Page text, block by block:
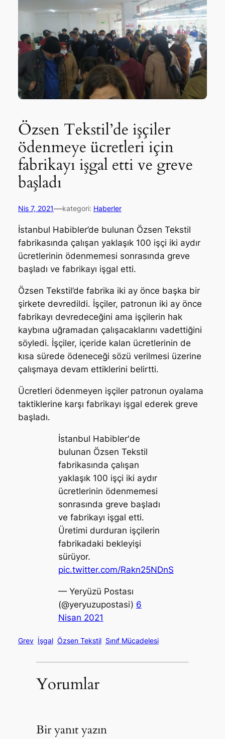
Özsen Tekstil’de işçiler
ödenmeye ücretleri için
fabrikayı işgal etti ve greve
başladı
Nis 7, 2021—kategori: Haberler
İstanbul Habibler’de bulunan Özsen Tekstil
fabrikasında çalışan yaklaşık 100 işçi iki aydır
ücretlerinin ödenmemesi sonrasında greve
başladı ve fabrikayı işgal etti.
Özsen Tekstil’de fabrika iki ay önce başka bir
şirkete devredildi. İşçiler, patronun iki ay önce
fabrikayı devredeceğini ama işçilerin hak
kaybına uğramadan çalışacaklarını vadettiğini
söyledi. İşçiler, içeride kalan ücretlerinin de
kısa sürede ödeneceği sözü verilmesi üzerine
çalışmaya devam ettiklerini belirtti.
Ücretleri ödenmeyen işçiler patronun oyalama
taktiklerine karşı fabrikayı işgal ederek greve
başladı.
İstanbul Habibler'de
bulunan Özsen Tekstil
fabrikasında çalışan
yaklaşık 100 işçi iki aydır
ücretlerinin ödenmemesi
sonrasında greve başladı
ve fabrikayı işgal etti.
Üretimi durduran işçilerin
fabrikadaki bekleyişi
sürüyor.
pic.twitter.com/Rakn25NDnS
— Yeryüzü Postası
(@yeryuzupostasi) 6
Nisan 2021
Grev İşgal Özsen Tekstil Sınıf Mücadelesi
Yorumlar
Bir yanıt yazın